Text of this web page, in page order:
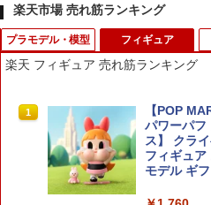
楽天市場 売れ筋ランキング
プラモデル・模型
1
タミヤ ミ
ーボンリヤ
カ-ボンリ
ンリヤWス
フィギュア
楽天 フィギュア 売れ筋ランキング
1
【POP
パワーパフ
ス】 クラ
フィギュア
モデル ギ